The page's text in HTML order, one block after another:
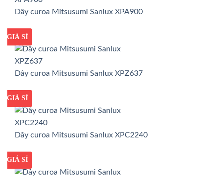
Dây curoa Mitsusumi Sanlux XPA900
GIÁ TỐT
GIÁ SỈ
Dây curoa Mitsusumi Sanlux XPZ637
GIÁ TỐT
GIÁ SỈ
Dây curoa Mitsusumi Sanlux XPC2240
GIÁ TỐT
GIÁ SỈ